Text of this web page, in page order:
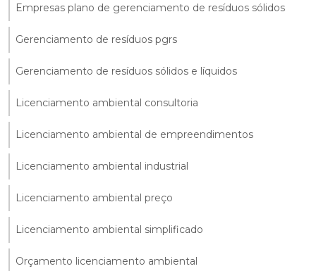
Empresas plano de gerenciamento de resíduos sólidos
Gerenciamento de resíduos pgrs
Gerenciamento de resíduos sólidos e líquidos
Licenciamento ambiental consultoria
Licenciamento ambiental de empreendimentos
Licenciamento ambiental industrial
Licenciamento ambiental preço
Licenciamento ambiental simplificado
Orçamento licenciamento ambiental